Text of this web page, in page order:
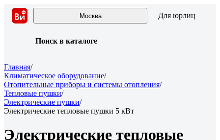
Москва Для юрлиц
Поиск в каталоге
Главная/
Климатическое оборудование/
Отопительные приборы и системы отопления/
Тепловые пушки/
Электрические пушки/
Электрические тепловые пушки 5 кВт
Электрические тепловые